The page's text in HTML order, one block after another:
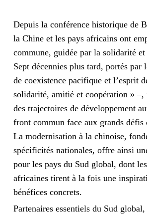
Depuis la conférence historique de
la Chine et les pays africains ont
commune, guidée par la solidarité
Sept décennies plus tard, portés par
de coexistence pacifique et l’esprit
solidarité, amitié et coopération »
des trajectoires de développement
front commun face aux grands défis
La modernisation à la chinoise,
spécificités nationales, offre ainsi
pour les pays du Sud global, dont
africaines tirent à la fois une
bénéfices concrets.
Partenaires essentiels du Sud